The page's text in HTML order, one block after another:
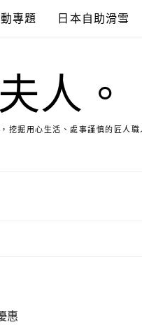
專題 日本自助滑雪
人。
掘用心生活、處事謹慎的匠人職
惠